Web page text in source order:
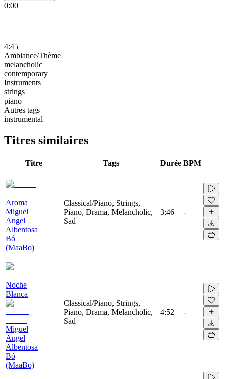
0:00
4:45
Ambiance/Thème
melancholic
contemporary
Instruments
strings
piano
Autres tags
instrumental
Titres similaires
Titre Tags Durée BPM
Aroma
Miguel
Angel
Albentosa
Bó
(MaaBo)
Classical/Piano, Strings,
Piano, Drama, Melancholic,
Sad
3:46 -
Noche
Blanca
Miguel
Angel
Albentosa
Bó
(MaaBo)
Classical/Piano, Strings,
Piano, Drama, Melancholic,
Sad
4:52 -